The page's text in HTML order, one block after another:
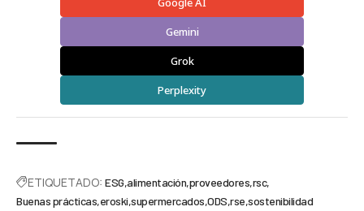
Gemini
Grok
Perplexity
ETIQUETADO: ESG alimentación proveedores rsc
Buenas prácticas eroski supermercados ODS rse sostenibilidad